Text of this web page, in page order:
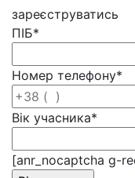
зареєструватись
ПІБ*
Номер телефону*
Вік учасника*
[anr_nocaptcha g-